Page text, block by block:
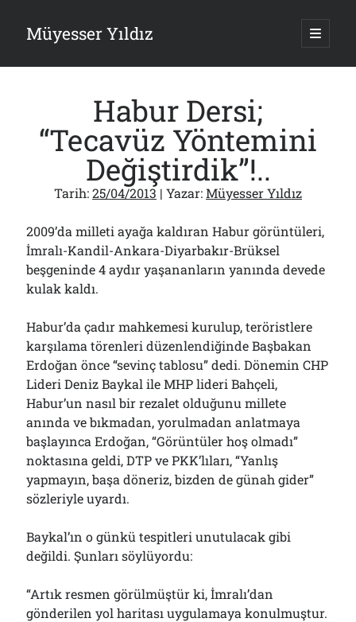
Müyesser Yıldız ana
Yan
Menü
Son Yazılar
Gazi’den Milletvekillerine Kurşun Gibi Sözler!..
Türkiye 2.0’a Gidiş!..
05/08/2026
15 Temmuz Soruları… Nasuh Mahruki’nin “Suçu”!..
03/08/2026
Teröristlere G……yle Güldürdünüz”
01/08/2026
Papazın “Komutanı” Ayasofya ve Patrikhane İçin ABD’yi Göreve
Çağırdı!..
31/07/2026
Arşivler
Arşivler
Habur Dersi;
“Tecavüz Yöntemini
Değiştirdik”!..
Tarih:25/04/2013 | Yazar:Müyesser Yıldız
2009’da milleti ayağa kaldıran Habur görüntüleri,
İmralı-Kandil-Ankara-Diyarbakır-Brüksel
beşgeninde 4 aydır yaşananların yanında devede
kulak kaldı.
Habur’da çadır mahkemesi kurulup, teröristlere
karşılama törenleri düzenlendiğinde Başbakan
Erdoğan önce “sevinç tablosu” dedi. Dönemin CHP
Lideri Deniz Baykal ile MHP lideri Bahçeli,
Habur’un nasıl bir rezalet olduğunu millete
anında ve bıkmadan, yorulmadan anlatmaya
başlayınca Erdoğan, “Görüntüler hoş olmadı”
noktasına geldi, DTP ve PKK’lıları, “Yanlış
yapmayın, başa döneriz, bizden de günah gider”
sözleriyle uyardı.
Baykal’ın o günkü tespitleri unutulacak gibi
değildi. Şunları söylüyordu:
“Artık resmen görülmüştür ki, İmralı’dan
gönderilen yol haritası uygulamaya konulmuştur.